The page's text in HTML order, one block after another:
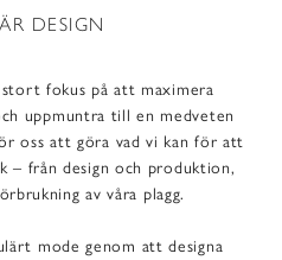
DESIGN
stort fokus på att maximera
uppmuntra till en medveten
oss att göra vad vi kan för att
– från design och produktion,
av våra plagg.
mode genom att designa